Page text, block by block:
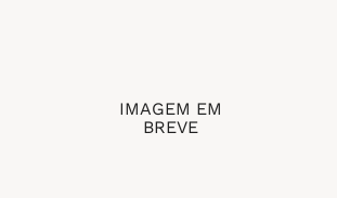
IMAGEM EM
BREVE